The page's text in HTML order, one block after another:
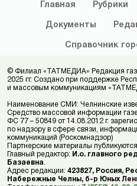
Главная Рубрики
Документы
Справочник
© Филиал «ТАТМЕДИА» Редакция
2025 гг. Создано при поддержке
и массовым коммуникациям
Наименование СМИ: Челнинские
Средство массовой информации
ФС 77 – 50849 от 14.08.2012 г.
по надзору в сфере связи,
коммуникаций (Роскомнадзор)
Партнерские материалы
Главный редактор: И.о. главного
Базаевна
Адрес редакции: 423827, Россия,
Набережные Челны, б-р Юных